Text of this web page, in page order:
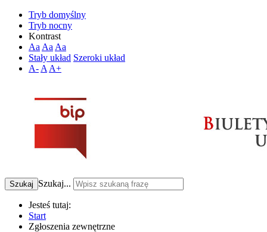
Tryb domyślny
Tryb nocny
Kontrast
Aa Aa Aa
Stały układ Szeroki układ
A- A A+
Szukaj Szukaj...
Jesteś tutaj:
Start
Zgłoszenia zewnętrzne